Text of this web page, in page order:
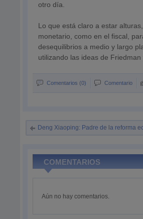
otro día.
Lo que está claro a estar
monetario, como en el fiscal,
desequilibrios a medio y largo
utilizando las ideas de
Comentarios (0) Comentario
Deng Xiaoping: Padre de la reforma
COMENTARIOS
Aún no hay comentarios.